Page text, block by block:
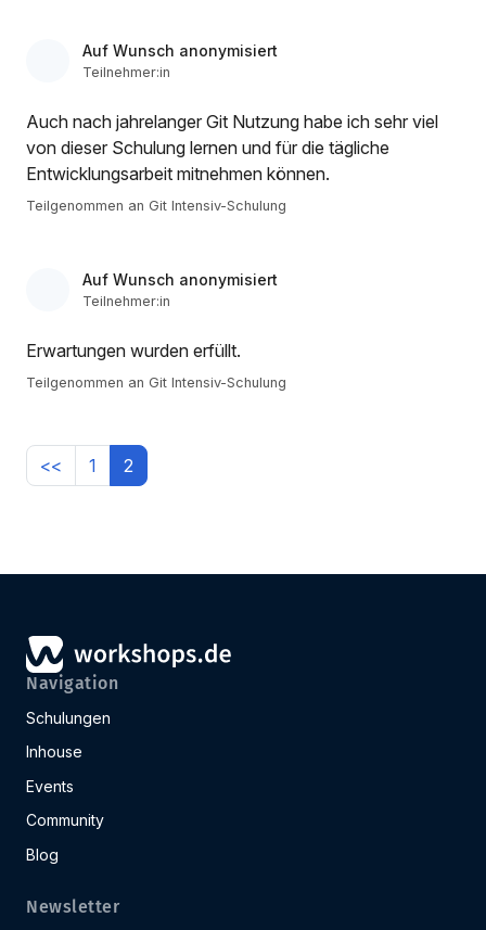
Auf Wunsch anonymisiert
Teilnehmer:in
Auch nach jahrelanger Git Nutzung habe ich sehr viel
von dieser Schulung lernen und für die tägliche
Entwicklungsarbeit mitnehmen können.
Teilgenommen an Git Intensiv-Schulung
Auf Wunsch anonymisiert
Teilnehmer:in
Erwartungen wurden erfüllt.
Teilgenommen an Git Intensiv-Schulung
<< 1 2
Navigation
Schulungen
Inhouse
Events
Community
Blog
Newsletter